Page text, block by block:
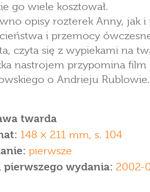
go wiele kosztował.
opisy rozterek Anny, jak i
i przemocy
czyta się z wypiekami na
nastrojem przypomina film
o Andrieju Rublowie.
twarda
148 × 211 mm, s. 104
pierwsze
pierwszego wydania: 2002-